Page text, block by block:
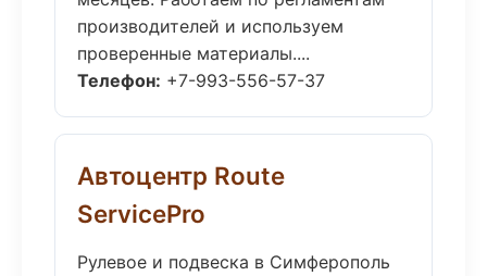
производителей и используем
проверенные материалы....
Телефон: +7-993-556-57-37
Автоцентр Route
ServicePro
Рулевое и подвеска в Симферополь